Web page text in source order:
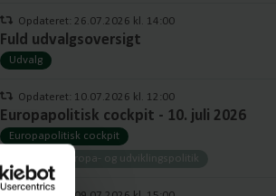
Opdateret: 26.07.2026 kl. 14:00
Fuld udvalgsoversigt
Udvalg
Opdateret: 10.07.2026 kl. 12:00
Europapolitisk cockpit - 10. juli 2026
Europapolitisk cockpit
Udenrigs-, europa- og udviklingspolitik